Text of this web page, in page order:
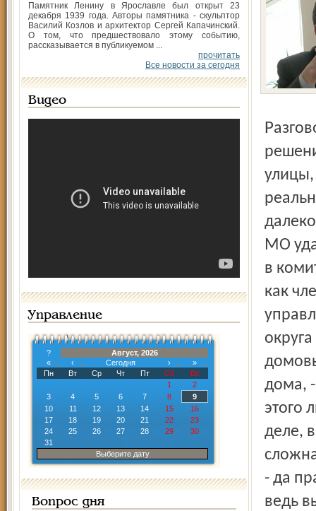
Памятник Ленину в Ярославле был открыт 23
декабря 1939 года. Авторы памятника - скульптор
Василий Козлов и архитектор Сергей Капачинский.
О том, что предшествовало этому событию,
рассказывается в публикуемом ...
прочитать
Все новости за сегодня
Видео
Управление
?
Август, 2026
«
‹ Сегодня ›
»
Пн
Вт Ср Чт Пт Сб
Вс
1
2
3
4 5 6 7 8
9
10
11 12 13 14 15
16
17
18 19 20 21 22
23
24
25 26 27 28 29
30
31
Выберите дату
Вопрос дня
Разговоры о том, что люди должны принимать участие в
МО
в
как
дома,
этого
деле,
- да
ведь